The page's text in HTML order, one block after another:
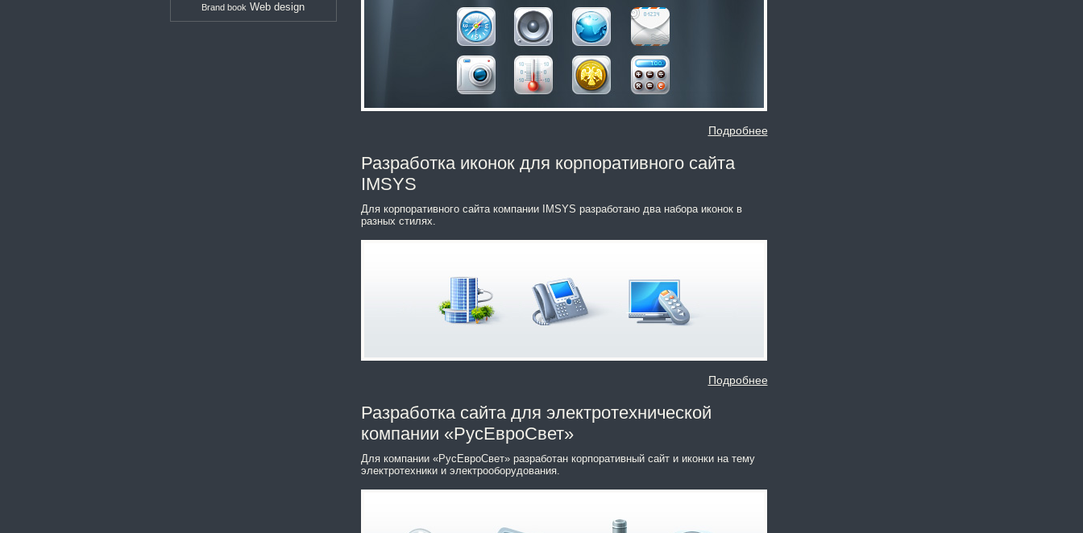
Brand book Web design
Подробнее
Разработка иконок для корпоративного сайта
IMSYS
Для корпоративного сайта компании IMSYS разработано два набора иконок в
разных стилях.
Подробнее
Разработка сайта для электротехнической
компании «РусЕвроСвет»
Для компании «РусЕвроСвет» разработан корпоративный сайт и иконки на тему
электротехники и электрооборудования.